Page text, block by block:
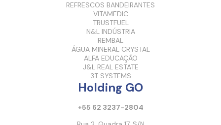
REFRESCOS BANDEIRANTES
VITAMEDIC
TRUSTFUEL
N&L INDÚSTRIA
REMBAL
ÁGUA MINERAL CRYSTAL
ALFA EDUCAÇÃO
J&L REAL ESTATE
3T SYSTEMS
Holding GO
+55 62 3237-2804